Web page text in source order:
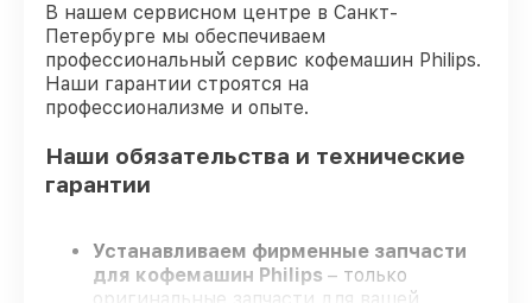
В нашем сервисном центре в Санкт-
Петербурге мы обеспечиваем
профессиональный сервис кофемашин Philips.
Наши гарантии строятся на
профессионализме и опыте.
Наши обязательства и технические
гарантии
Устанавливаем фирменные запчасти
для кофемашин Philips – только